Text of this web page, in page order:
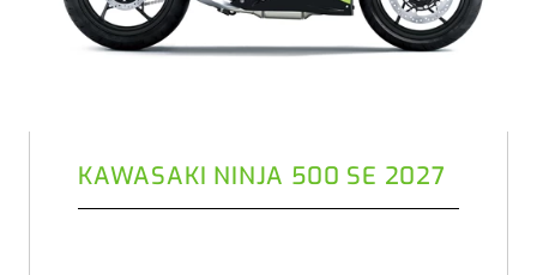
KAWASAKI NINJA 500 SE 2027